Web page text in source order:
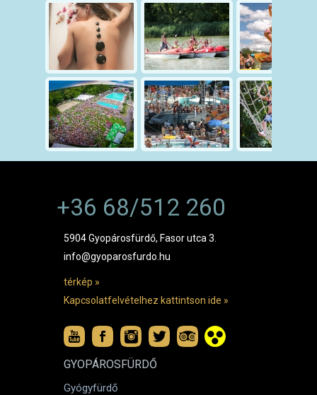
+36 68/512 260
5904 Gyopárosfürdő, Fasor utca 3.
info@gyoparosfurdo.hu
térkép »
Kapcsolatfelvételhez kattintson ide »
GYOPÁROSFÜRDŐ
Gyógyfürdő